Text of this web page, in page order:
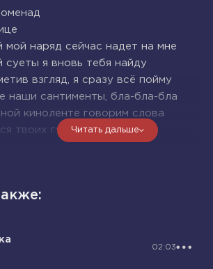
мой наряд сейчас надет на мне
суеты я вновь тебя найду
взгляд, я сразу всё пойму
наши сантименты, бла-бла-бла
киноленте говорим слова
твоих губ хочу
слов
Читать дальше
02:03